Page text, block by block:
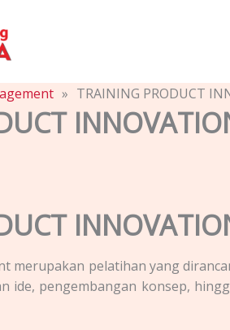
» TRAINING PRODUCT
merupakan pelatihan yang
ide, pengembangan konsep,